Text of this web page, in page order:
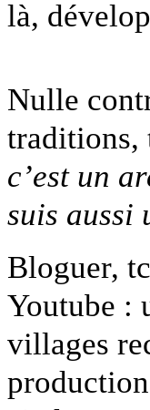
là,
Nulle
traditions,
c’est un
suis aussi
Bloguer,
Youtube :
villages